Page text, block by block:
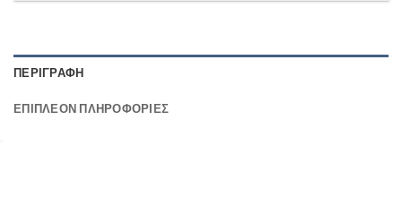
ΠΕΡΙΓΡΑΦΉ
ΕΠΙΠΛΈΟΝ ΠΛΗΡΟΦΟΡΊΕΣ